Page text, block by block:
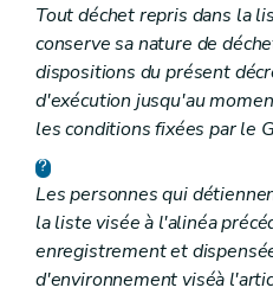
Tout déchet repris dans la
conserve sa nature de
dispositions du présent
d'exécution jusqu'au
les conditions fixées par le
Les personnes qui
la liste visée à l'alinéa
enregistrement et
d'environnement viséà